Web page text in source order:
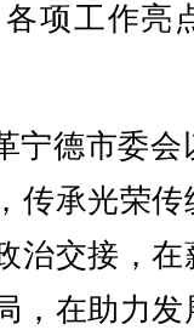
项工作亮
宁德市委
传承光荣
治交接，
，在助力